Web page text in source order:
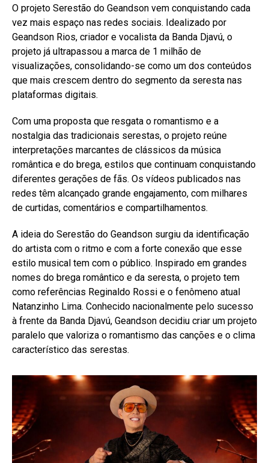
O projeto Serestão do Geandson vem conquistando cada
vez mais espaço nas redes sociais. Idealizado por
Geandson Rios, criador e vocalista da Banda Djavú, o
projeto já ultrapassou a marca de 1 milhão de
visualizações, consolidando-se como um dos conteúdos
que mais crescem dentro do segmento da seresta nas
plataformas digitais.
Com uma proposta que resgata o romantismo e a
nostalgia das tradicionais serestas, o projeto reúne
interpretações marcantes de clássicos da música
romântica e do brega, estilos que continuam conquistando
diferentes gerações de fãs. Os vídeos publicados nas
redes têm alcançado grande engajamento, com milhares
de curtidas, comentários e compartilhamentos.
A ideia do Serestão do Geandson surgiu da identificação
do artista com o ritmo e com a forte conexão que esse
estilo musical tem com o público. Inspirado em grandes
nomes do brega romântico e da seresta, o projeto tem
como referências Reginaldo Rossi e o fenômeno atual
Natanzinho Lima. Conhecido nacionalmente pelo sucesso
à frente da Banda Djavú, Geandson decidiu criar um projeto
paralelo que valoriza o romantismo das canções e o clima
característico das serestas.